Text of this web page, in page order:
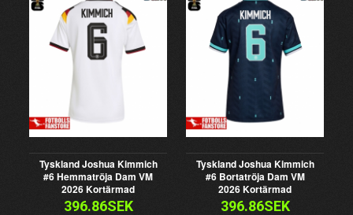
Tyskland Joshua Kimmich
#6 Hemmatröja Dam VM
2026 Kortärmad
396.86SEK
Tyskland Joshua Kimmich
#6 Bortatröja Dam VM
2026 Kortärmad
396.86SEK